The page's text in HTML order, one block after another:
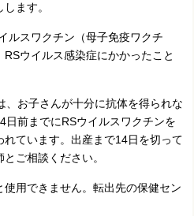
ます。
ルスワクチン（母子免疫ワクチ
ウイルス感染症にかかったこと
お子さんが十分に抗体を得られな
日前までにRSウイルスワクチンを
ています。出産まで14日を切って
ご相談ください。
用できません。転出先の保健セン